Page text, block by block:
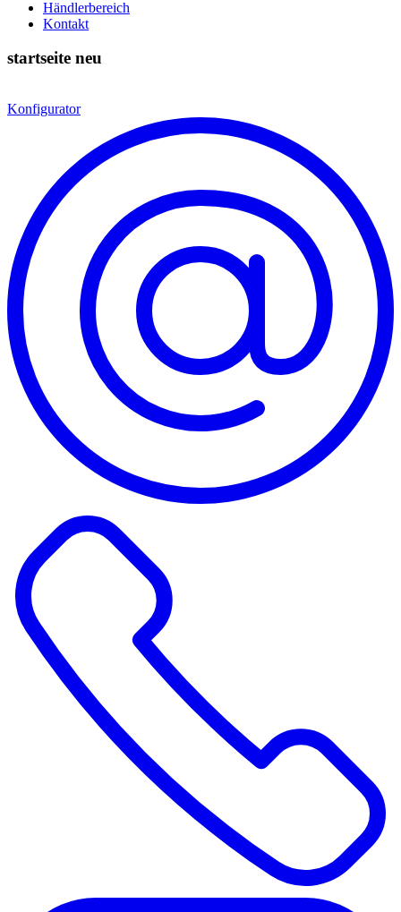
Händlerbereich
Kontakt
startseite neu
Konfigurator